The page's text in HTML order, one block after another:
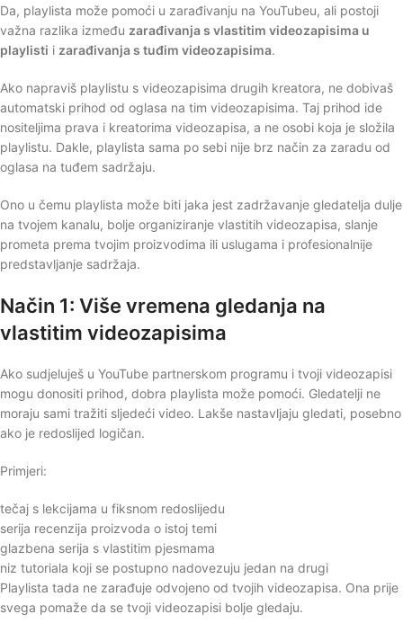
Da, playlista može pomoći u zarađivanju na YouTubeu, ali postoji
važna razlika između zarađivanja s vlastitim videozapisima u
playlisti i zarađivanja s tuđim videozapisima.
Ako napraviš playlistu s videozapisima drugih kreatora, ne dobivaš
automatski prihod od oglasa na tim videozapisima. Taj prihod ide
nositeljima prava i kreatorima videozapisa, a ne osobi koja je složila
playlistu. Dakle, playlista sama po sebi nije brz način za zaradu od
oglasa na tuđem sadržaju.
Ono u čemu playlista može biti jaka jest zadržavanje gledatelja dulje
na tvojem kanalu, bolje organiziranje vlastitih videozapisa, slanje
prometa prema tvojim proizvodima ili uslugama i profesionalnije
predstavljanje sadržaja.
Način 1: Više vremena gledanja na
vlastitim videozapisima
Ako sudjeluješ u YouTube partnerskom programu i tvoji videozapisi
mogu donositi prihod, dobra playlista može pomoći. Gledatelji ne
moraju sami tražiti sljedeći video. Lakše nastavljaju gledati, posebno
ako je redoslijed logičan.
Primjeri:
tečaj s lekcijama u fiksnom redoslijedu
serija recenzija proizvoda o istoj temi
glazbena serija s vlastitim pjesmama
niz tutoriala koji se postupno nadovezuju jedan na drugi
Playlista tada ne zarađuje odvojeno od tvojih videozapisa. Ona prije
svega pomaže da se tvoji videozapisi bolje gledaju.